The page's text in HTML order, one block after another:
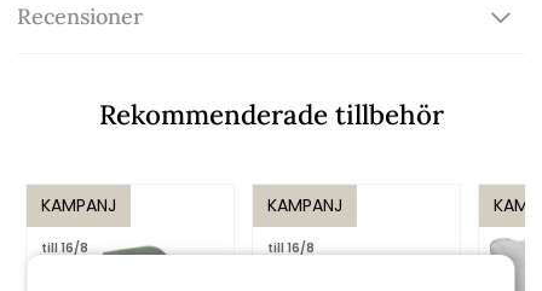
Recensioner
Rekommenderade tillbehör
KAMPANJ
till 16/8
KAMPANJ
till 16/8